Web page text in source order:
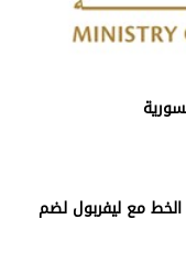
مع ليفربول لضم